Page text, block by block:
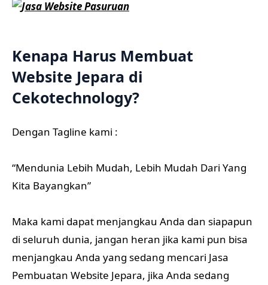
Kenapa Harus Membuat
Website Jepara di
Cekotechnology?
Dengan Tagline kami :
“Mendunia Lebih Mudah, Lebih Mudah Dari Yang
Kita Bayangkan”
Maka kami dapat menjangkau Anda dan siapapun
di seluruh dunia, jangan heran jika kami pun bisa
menjangkau Anda yang sedang mencari Jasa
Pembuatan Website Jepara, jika Anda sedang